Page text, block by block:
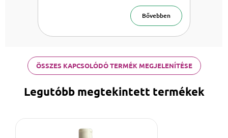
Bővebben
ÖSSZES KAPCSOLÓDÓ TERMÉK MEGJELENÍTÉSE
Legutóbb megtekintett termékek